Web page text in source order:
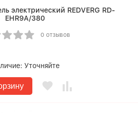
электрический REDVERG RD-
EHR9A/380
0 отзывов
Уточняйте